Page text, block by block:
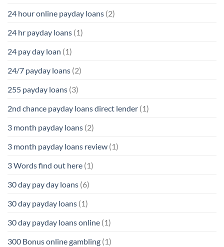
24 hour online payday loans (2)
24 hr payday loans (1)
24 pay day loan (1)
24/7 payday loans (2)
255 payday loans (3)
2nd chance payday loans direct lender (1)
3 month payday loans (2)
3 month payday loans review (1)
3 Words find out here (1)
30 day pay day loans (6)
30 day payday loans (1)
30 day payday loans online (1)
300 Bonus online gambling (1)